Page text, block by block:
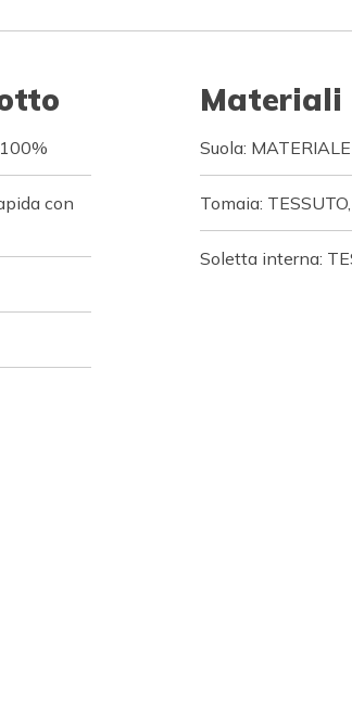
con
Materiali
Suola:
Tomaia:
Soletta interna: